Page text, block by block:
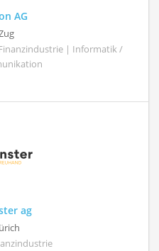
AG
| Informatik /
ag